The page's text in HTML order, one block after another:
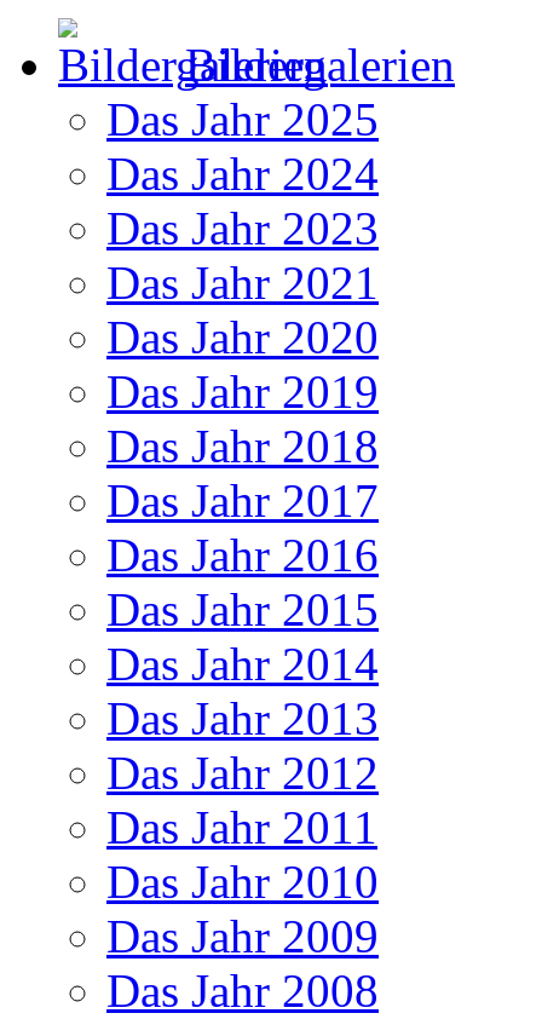
Bildergalerien
Das Jahr 2025
Das Jahr 2024
Das Jahr 2023
Das Jahr 2021
Das Jahr 2020
Das Jahr 2019
Das Jahr 2018
Das Jahr 2017
Das Jahr 2016
Das Jahr 2015
Das Jahr 2014
Das Jahr 2013
Das Jahr 2012
Das Jahr 2011
Das Jahr 2010
Das Jahr 2009
Das Jahr 2008